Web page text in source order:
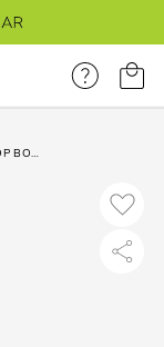
CHINELO FLIP FLOP BORRACHA ROSA BLOOM